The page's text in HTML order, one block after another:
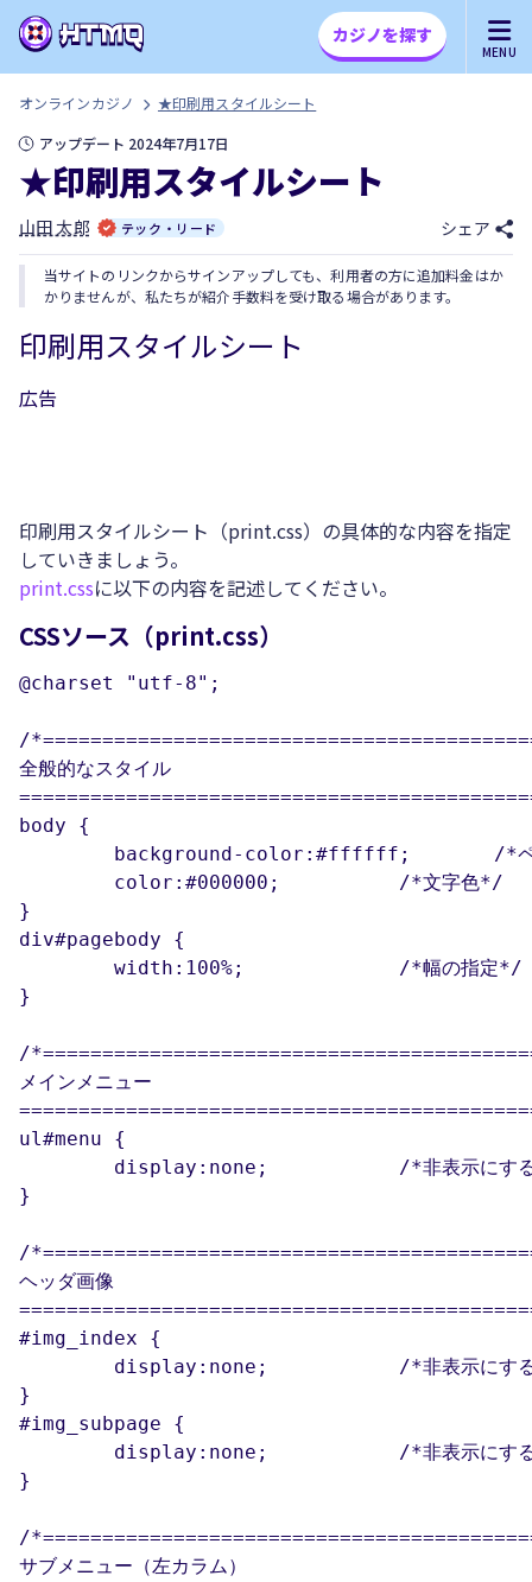
MENU
カジノを探す
オンラインカジノ
★印刷用スタイルシート
アップデート 2024年7月17日
★印刷用スタイルシート
山田 太郎 テック・リード シェア
当サイトのリンクからサインアップしても、利用者の方に追加料金はか
かりませんが、私たちが紹介手数料を受け取る場合があります。
印刷用スタイルシート
広告
印刷用スタイルシート（print.css）の具体的な内容を指定
していきましょう。
print.cssに以下の内容を記述してください。
CSSソース（print.css）
@charset "utf-8";
/
全般的なスタイル
body {
}
div#pagebody {
}
/
メインメニュー
ul#menu {
}
/
ヘッダ画像
#img_index {
}
#img_subpage {
}
/
サブメニュー（左カラム）